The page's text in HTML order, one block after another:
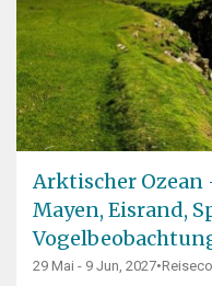
Arktischer Ozean
Mayen, Eisrand,
29 Mai - 9 Jun, 2027•